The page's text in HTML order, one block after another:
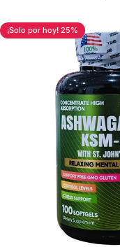
¡Solo por hoy! 25%